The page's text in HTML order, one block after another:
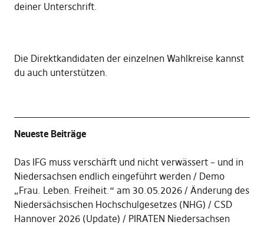
deiner Unterschrift.
Die Direktkandidaten der einzelnen Wahlkreise kannst
du auch unterstützen.
Neueste Beiträge
Das IFG muss verschärft und nicht verwässert – und in
Niedersachsen endlich eingeführt werden
Demo
„Frau. Leben. Freiheit.“ am 30.05.2026
Änderung des
Niedersächsischen Hochschulgesetzes (NHG)
CSD
Hannover 2026 (Update)
PIRATEN Niedersachsen